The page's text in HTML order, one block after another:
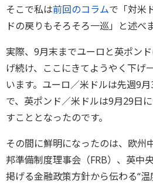
そこで私は前回のコラムで「対米
ドの戻りもそろそろ一巡」と述べ
実際、9月末までユーロと英ポン
げ続け、ここにきてようやく下げ
います。ユーロ／米ドルは先週9
で、英ポンド／米ドルは9月29日
すこととなったのです。
その間に鮮明になったのは、欧州
邦準備制度理事会（FRB）、英中
掲げる金融政策方針から伝わる“温